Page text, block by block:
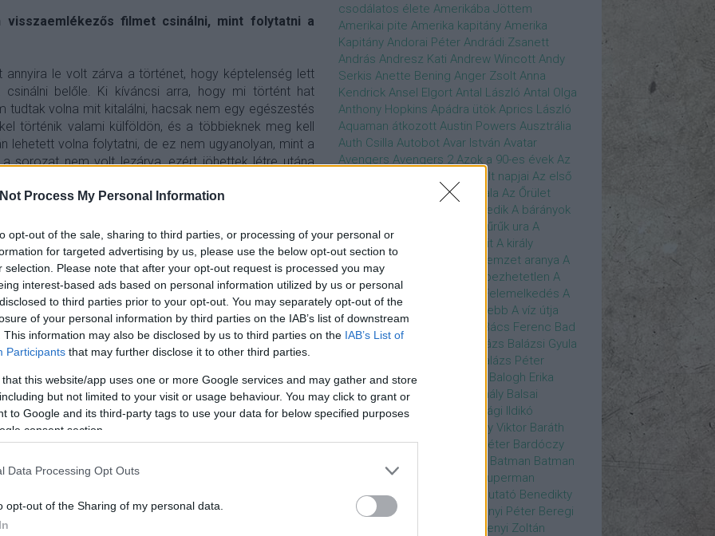
Process My Personal Information
opt-out of the sale, sharing to third parties, or processing of your personal or
for targeted advertising by us, please use the below opt-out section to
selection. Please note that after your opt-out request is processed you may
interest-based ads based on personal information utilized by us or personal
to third parties prior to your opt-out. You may separately opt-out of the
of your personal information by third parties on the IAB’s list of downstream
This information may also be disclosed by us to third parties on the IAB’s List of
Participants that may further disclose it to other third parties.
that this website/app uses one or more Google services and may gather and store
but not limited to your visit or usage behaviour. You may click to grant or
to Google and its third-party tags to use your data for below specified purposes
consent section.
Data Processing Opt Outs
opt-out of the Sharing of my personal data.
filmet csinálni, mint folytatni a
annyira le volt zárva a történet, hogy képtelenség lett
belőle. Ki kíváncsi arra, hogy mi történt hat
tudtak volna mit kitalálni, hacsak nem egy egészestés
történik valami külföldön, és a többieknek meg kell
lehetett volna folytatni, de ez nem ugyanolyan, mint a
sorozat nem volt lezárva, ezért jöhettek létre utána
a lakástól, mindenkiről tudtuk, hogy mi lesz vele a
varrva.
alapszik, így a szöveg sem volt
más spontán, és előre megírt szöveget
előre megírt, és egy spontán szöveg közt, hiszen
helyben szülessen meg. Ha egy filmet szinkronizálunk,
fel az emberből, ilyen tekintetben ugyanolyan. Amikor
hogy hangalámondás lesz, vagy teljes szinkron,
nem sikerült elsőre a megjeleníteni egy-egy emóciót,
annyira sok érzelmet nem viszünk bele, hanem
szinkronizálási feladatok vannak, ezeket mindig az
ugyanolyan átéléssel csináljuk, mintha előre megírt
csodálatos élete Amerikába Jöttem
Amerikai pite Amerika kapitány Amerika
Kapitány Andorai Péter Andrádi Zsanett
András Andresz Kati Andrew Wincott Andy
Serkis Anette Bening Anger Zsolt Anna
Kendrick Ansel Elgort Antal László Antal Olga
Anthony Hopkins Apádra ütök Aprics László
Aquaman átkozott Austin Powers Ausztrália
Auth Csilla Autobot Avar István Avatar
Avengers Avengers 2 Azok a 90-es évek Az
Az eljövendő múlt napjai Az első
Az igazság hajnala Az Őrület
Az Utolsó Jedik A bárányok
A gyűrűk ura A
Hangya és a Darázs
A hobbit A király
beszéde A kis hableány A nemzet aranya A
Notre Dame i toronyőr
A sebezhetetlen A
sötét lovag A sötét lovag - Felemelkedés A
szomszéd nője mindig zöldebb A víz útja
Baby Driver Bácskai János Bács Ferenc Bad
Boys Bajos csajok Balázs Balázsi Gyula
Balázs Péter
Baldurs Gate 3
Balogh Erika
Balogh Mix Stúdió
Balog Mihály Balsai
Mónika Bánfalvi Eszter
Bánsági Ildikó
Baradlay Viktor Baráth
István Barát Attia Barbinek Péter Bardóczy
Batman Batman
Superman ellen
Batman v Superman
Beetlejuice
bemutató Benedikty
Marcell
Benkő Péter Bercsényi Péter Beregi
Berzsenyi Zoltán